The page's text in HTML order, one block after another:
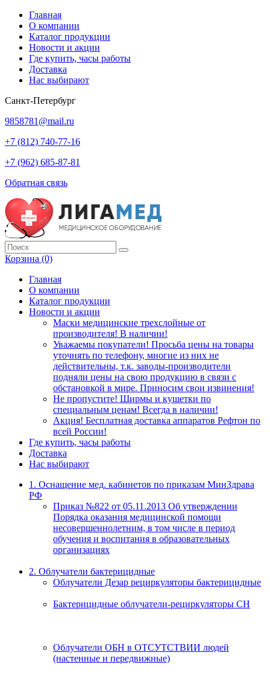
Главная
О компании
Каталог продукции
Новости и акции
Где купить, часы работы
Доставка
Нас выбирают
Санкт-Петербург
9858781@mail.ru
+7 (812) 740-77-16
+7 (962) 685-87-81
Обратная связь
Корзина (0)
Главная
О компании
Каталог продукции
Новости и акции
Маски медицинские трехслойные от
производителя! В наличии!
Уважаемы покупатели! Просьба цены на товары
уточнять по телефону, многие из них не
действительны, т.к. заводы-производители
подняли цены на свою продукцию в связи с
обстановкой в мире. Приносим свои извинения!
Не пропустите! Ширмы и кушетки по
специальным ценам! Всегда в наличии!
Акция! Бесплатная доставка аппаратов Рефтон по
всей России!
Где купить, часы работы
Доставка
Нас выбирают
1. Оснащение мед. кабинетов по приказам МинЗдрава
РФ
Приказ №822 от 05.11.2013 Об утверждении
Порядка оказания медицинской помощи
несовершеннолетним, в том числе в период
обучения и воспитания в образовательных
организациях
2. Облучатели бактерицидные
Облучатели Дезар рециркуляторы бактерицидные
Бактерицидные облучатели-рециркуляторы СН
Облучатели ОБН в ОТСУТСТВИИ людей
(настенные и передвижные)